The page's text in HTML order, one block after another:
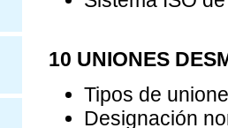
10 UNIONES
Tipos de
Designación